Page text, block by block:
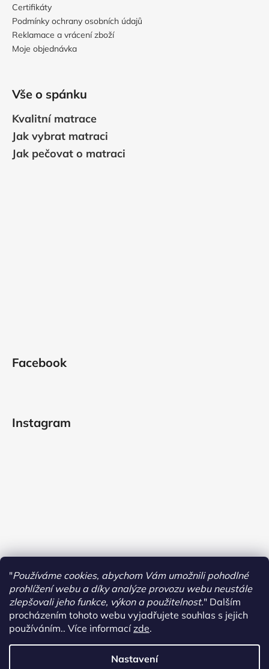
"Používáme cookies, abychom Vám umožnili pohodlné
prohlížení webu a díky analýze provozu webu neustále
zlepšovali jeho funkce, výkon a použitelnost." Dalším
procházením tohoto webu vyjadřujete souhlas s jejich
používáním.. Více informacízde.
Nastavení
Certifikáty
Podmínky ochrany osobních údajů
Reklamace a vrácení zboží
Moje objednávka
Vše o spánku
Kvalitní matrace
Jak vybrat matraci
Jak pečovat o matraci
Facebook
Instagram